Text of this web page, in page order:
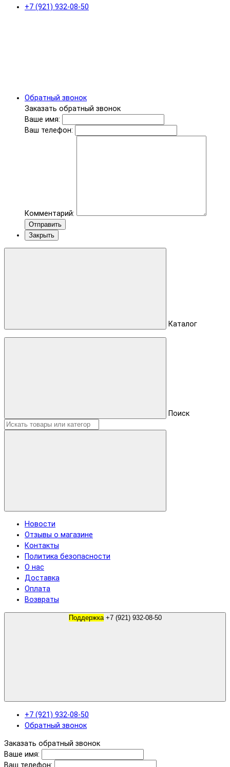
+7 (921) 932-08-50
Обратный звонок
Заказать обратный звонок
Ваше имя:
Ваш телефон:
Комментарий:
Отправить
Закрыть
Каталог
Поиск
Новости
Отзывы о магазине
Контакты
Политика безопасности
О нас
Доставка
Оплата
Возвраты
Поддержка +7 (921) 932-08-50
+7 (921) 932-08-50
Обратный звонок
Заказать обратный звонок
Ваше имя:
Ваш телефон: